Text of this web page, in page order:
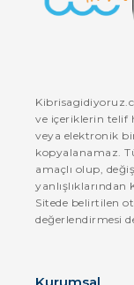
ve içeriklerin telif
veya elektronik
kopyalanamaz.
amaçlı olup,
Sitede belirtilen
değerlendirmesi